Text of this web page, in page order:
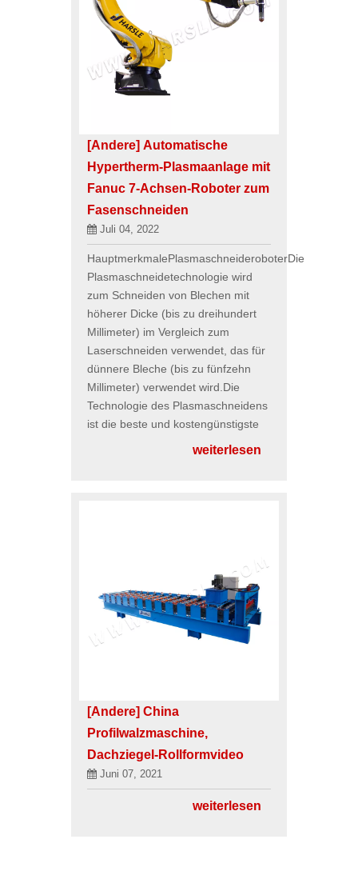
[Andere] Automatische
Hypertherm-Plasmaanlage mit
Fanuc 7-Achsen-Roboter zum
Fasenschneiden
Juli 04, 2022
HauptmerkmalePlasmaschneideroboterDie
Plasmaschneidetechnologie wird
zum Schneiden von Blechen mit
höherer Dicke (bis zu dreihundert
Millimeter) im Vergleich zum
Laserschneiden verwendet, das für
dünnere Bleche (bis zu fünfzehn
Millimeter) verwendet wird.Die
Technologie des Plasmaschneidens
ist die beste und kostengünstigste
weiterlesen
[Andere] China
Profilwalzmaschine,
Dachziegel-Rollformvideo
Juni 07, 2021
weiterlesen